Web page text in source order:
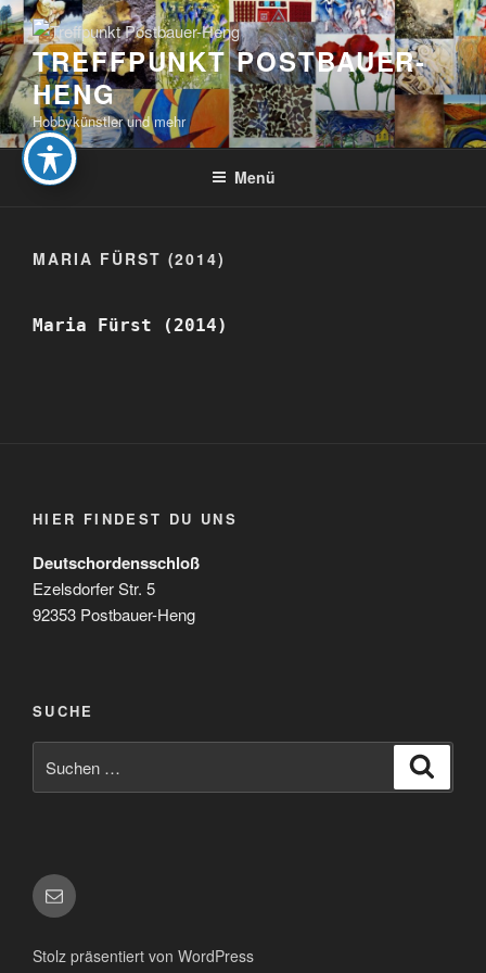
Zum
Inhalt
springenTREFFPUNKT POSTBAUER-
HENG
Hobbykünstler und mehr
Menü
MARIA FÜRST (2014)
Maria Fürst (2014)
HIER FINDEST DU UNS
Deutschordensschloß
Ezelsdorfer Str. 5
92353 Postbauer-Heng
SUCHE
nach:
E-
Mail
Stolz präsentiert von WordPress